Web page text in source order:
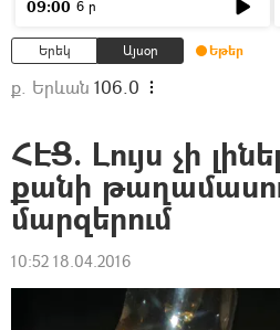
09:00 6 ր
Երեկ Այսօր Եթեր
ք. Երևան 106.0
ՀԷՑ. Լույս չի
քանի
մարզերում
10:52 18.04.2016